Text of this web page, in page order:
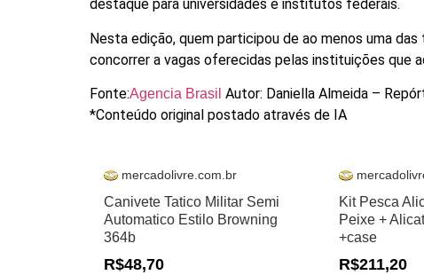
destaque para universidades e institutos federais.
Nesta edição, quem participou de ao menos uma
concorrer a vagas oferecidas pelas instituições que
Fonte:Agencia BrasilAutor: Daniella Almeida –
*Conteúdo original postado através de IA
mercadolivre.com.br
Canivete Tatico Militar Semi
Automatico Estilo Browning
364b
R$48,70
Kit Pesca
Peixe +
+case
R$211,20